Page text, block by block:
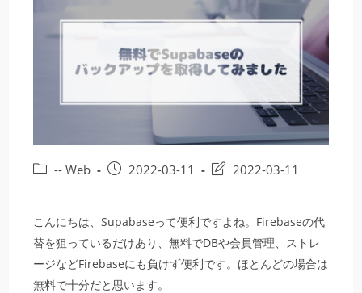
投
テ
ゴ
リ
ー:
-- Web
投
開
日:
2022-03-11
投
最
終
更
2022-03-11
こんにちは、Supabaseって便利ですよね。Firebaseの代
替を狙っているだけあり、無料でDBや会員管理、ストレ
ージなどFirebaseにも負けず便利です。ほとんどの場合は
無料で十分だと思います。